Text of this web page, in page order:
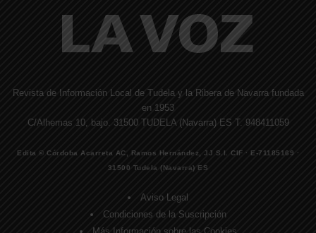
Revista de Información Local de Tudela y la Ribera de Navarra fundada
en 1953
C/Alhemas 10, bajo. 31500 TUDELA (Navarra) ES T. 948411059
Edita © Córdoba Acarreta AC, Ramos Hernández, JJ S.I. CIF · E-71185169 ·
31500 Tudela (Navarra) ES
Aviso Legal
Condiciones de la Suscripción